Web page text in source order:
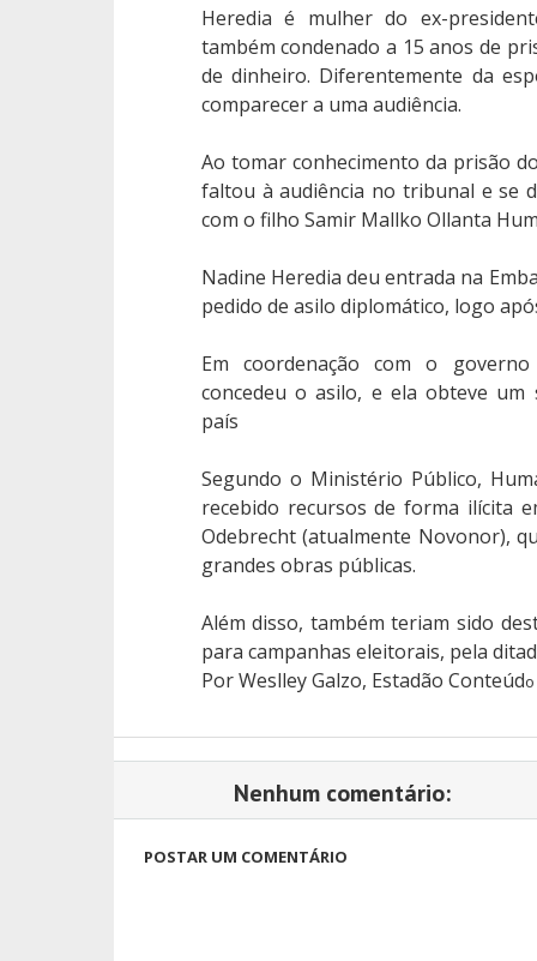
Heredia é mulher do ex-
também condenado a 15 anos de
de dinheiro. Diferentemente da
comparecer a uma audiência.
Ao tomar conhecimento da prisão
faltou à audiência no tribunal e se
com o filho Samir Mallko Ollanta
Nadine Heredia deu entrada na
pedido de asilo diplomático, logo
Em coordenação com o
concedeu o asilo, e ela obteve
país
Segundo o Ministério Público,
recebido recursos de forma ilícita
Odebrecht (atualmente Novonor),
grandes obras públicas.
Além disso, também teriam sido
para campanhas eleitorais, pela
Por Weslley Galzo, Estadão Conteúdo
Nenhum comentário:
POSTAR UM COMENTÁRIO